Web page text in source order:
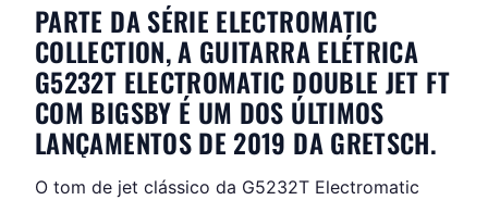
PARTE DA SÉRIE ELECTROMATIC
COLLECTION, A GUITARRA ELÉTRICA
G5232T ELECTROMATIC DOUBLE JET FT
COM BIGSBY É UM DOS ÚLTIMOS
LANÇAMENTOS DE 2019 DA GRETSCH.
O tom de jet clássico da G5232T Electromatic